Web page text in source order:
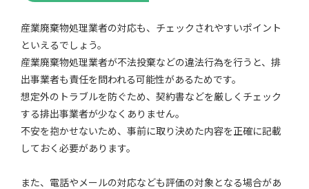
産業廃棄物処理業者の対応も、チェックされやすいポイント
といえるでしょう。
産業廃棄物処理業者が不法投棄などの違法行為を行うと、排
出事業者も責任を問われる可能性があるためです。
想定外のトラブルを防ぐため、契約書などを厳しくチェック
する排出事業者が少なくありません。
不安を抱かせないため、事前に取り決めた内容を正確に記載
しておく必要があります。
また、電話やメールの対応なども評価の対象となる場合があ